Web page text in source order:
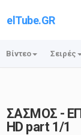
elTube.GR
Βίντεο Σειρές
ΣΑΣΜΟΣ -
HD part 1/1